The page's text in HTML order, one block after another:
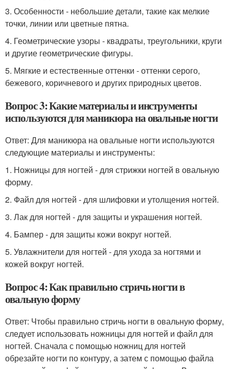
3. Особенности - небольшие детали, такие как мелкие
точки, линии или цветные пятна.
4. Геометрические узоры - квадраты, треугольники, круги
и другие геометрические фигуры.
5. Мягкие и естественные оттенки - оттенки серого,
бежевого, коричневого и других природных цветов.
Вопрос 3: Какие материалы и инструменты
используются для маникюра на овальные ногти
Ответ: Для маникюра на овальные ногти используются
следующие материалы и инструменты:
1. Ножницы для ногтей - для стрижки ногтей в овальную
форму.
2. Файл для ногтей - для шлифовки и утолщения ногтей.
3. Лак для ногтей - для защиты и украшения ногтей.
4. Бампер - для защиты кожи вокруг ногтей.
5. Увлажнители для ногтей - для ухода за ногтями и
кожей вокруг ногтей.
Вопрос 4: Как правильно стричь ногти в
овальную форму
Ответ: Чтобы правильно стричь ногти в овальную форму,
следует использовать ножницы для ногтей и файл для
ногтей. Сначала с помощью ножниц для ногтей
обрезайте ногти по контуру, а затем с помощью файла